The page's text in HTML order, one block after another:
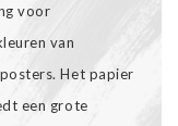
voor
van
Het papier
een grote